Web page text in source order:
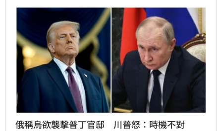
俄稱烏欲襲擊普丁官邸 川普怒：時機不對